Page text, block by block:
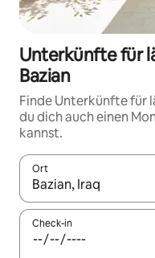
Unterkünfte für
Bazian
Finde Unterkünfte für
du dich auch einen
kannst.
Ort
Wenn Ergebnisse
Check-in